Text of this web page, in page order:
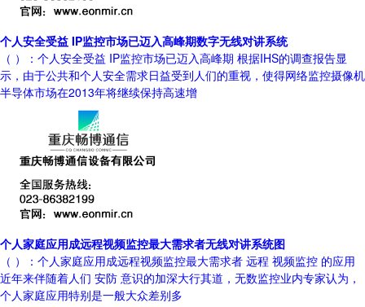
个人安全受益 IP监控市场已迈入高峰期数字无线对讲系统
（ ）：个人安全受益 IP监控市场已迈入高峰期 根据IHS的调查报告显
示，由于公共和个人安全需求日益受到人们的重视，使得网络监控摄像机
半导体市场在2013年将继续保持高速增
个人家庭应用成远程视频监控最大需求者无线对讲系统图
（ ）：个人家庭应用成远程视频监控最大需求者 远程 视频监控 的应用
近年来伴随着人们 安防 意识的加深大行其道，无数监控业内专家认为，
个人家庭应用特别是一般大众差别多